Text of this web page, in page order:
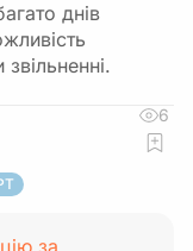
днів
6
за